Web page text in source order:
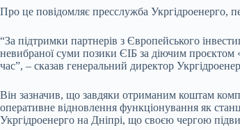
Про це повідомляє пресслужба Укргідроенерго,
“За підтримки партнерів з Європейського
невибраної суми позики ЄІБ за діючим проєктом
час”, – сказав генеральний директор
Він зазначив, що завдяки отриманим коштам
оперативне відновлення функціонування як
Укргідроенерго на Дніпрі, що своєю чергою